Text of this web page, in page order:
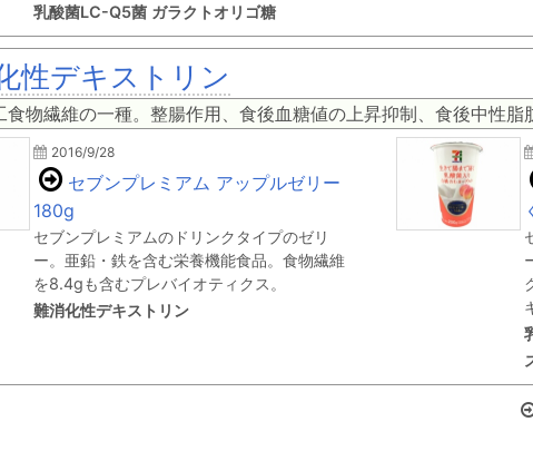
乳酸菌LC-Q5菌 ガラクトオリゴ糖
性デキストリン
食物繊維の一種。整腸作用、食後血糖値の上昇抑制、食後中性脂
2016/9/28
セブンプレミアム アップルゼリー
180g
セブンプレミアムのドリンクタイプのゼリ
ー。亜鉛・鉄を含む栄養機能食品。食物繊維
を8.4gも含むプレバイオティクス。
難消化性デキストリン